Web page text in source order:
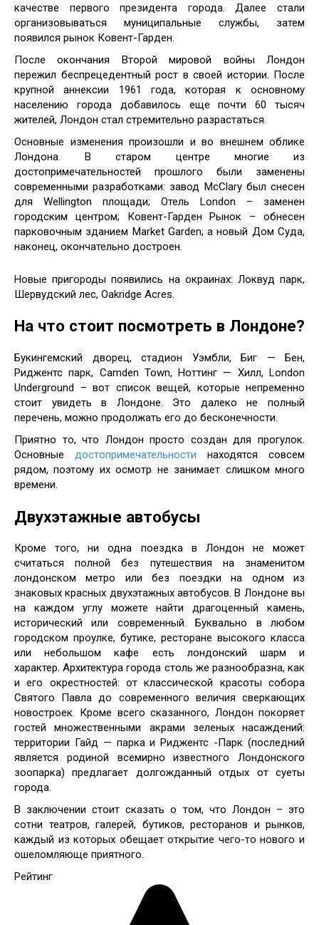
качестве первого президента города. Далее стали
организовываться муниципальные службы, затем
появился рынок Ковент-Гарден.
После окончания Второй мировой войны Лондон
пережил беспрецедентный рост в своей истории. После
крупной аннексии 1961 года, которая к основному
населению города добавилось еще почти 60 тысяч
жителей, Лондон стал стремительно разрастаться.
Основные изменения произошли и во внешнем облике
Лондона. В старом центре многие из
достопримечательностей прошлого были заменены
современными разработками: завод McClary был снесен
для Wellington площади; Отель London – заменен
городским центром; Ковент-Гарден Рынок – обнесен
парковочным зданием Market Garden; а новый Дом Суда,
наконец, окончательно достроен.
Новые пригороды появились на окраинах: Локвуд парк,
Шервудский лес, Oakridge Acres.
На что стоит посмотреть в Лондоне?
Букингемский дворец, стадион Уэмбли, Биг — Бен,
Риджентс парк, Camden Town, Ноттинг — Хилл, London
Underground – вот список вещей, которые непременно
стоит увидеть в Лондоне. Это далеко не полный
перечень, можно продолжать его до бесконечности.
Приятно то, что Лондон просто создан для прогулок.
Основные достопримечательности находятся совсем
рядом, поэтому их осмотр не занимает слишком много
времени.
Двухэтажные автобусы
Кроме того, ни одна поездка в Лондон не может
считаться полной без путешествия на знаменитом
лондонском метро или без поездки на одном из
знаковых красных двухэтажных автобусов. В Лондоне вы
на каждом углу можете найти драгоценный камень,
исторический или современный. Буквально в любом
городском проулке, бутике, ресторане высокого класса
или небольшом кафе есть лондонский шарм и
характер. Архитектура города столь же разнообразна, как
и его окрестностей: от классической красоты собора
Святого Павла до современного величия сверкающих
новостроек. Кроме всего сказанного, Лондон покоряет
гостей множественными акрами зеленых насаждений:
территории Гайд — парка и Риджентс -Парк (последний
является родиной всемирно известного Лондонского
зоопарка) предлагает долгожданный отдых от суеты
города.
В заключении стоит сказать о том, что Лондон – это
сотни театров, галерей, бутиков, ресторанов и рынков,
каждый из которых обещает открытие чего-то нового и
ошеломляюще приятного.
Рейтинг